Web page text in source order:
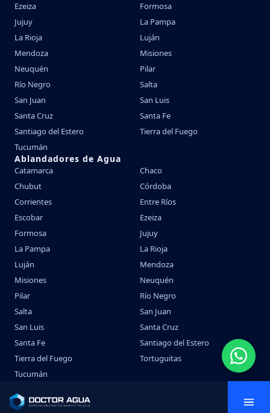
Ezeiza
Formosa
Jujuy
La Pampa
La Rioja
Luján
Mendoza
Misiones
Neuquén
Pilar
Río Negro
Salta
San Juan
San Luis
Santa Cruz
Santa Fe
Santiago del Estero
Tierra del Fuego
Tucumán
Ablandadores de Agua
Catamarca
Chaco
Chubut
Córdoba
Corrientes
Entre Ríos
Escobar
Ezeiza
Formosa
Jujuy
La Pampa
La Rioja
Luján
Mendoza
Misiones
Neuquén
Pilar
Río Negro
Salta
San Juan
San Luis
Santa Cruz
Santa Fe
Santiago del Estero
Tierra del Fuego
Tortuguitas
Tucumán